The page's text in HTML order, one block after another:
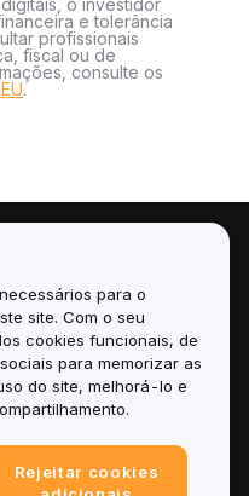
o investidor
e tolerância
profissionais
fiscal ou de
consulte os
.
para o
site. Com o seu
cookies funcionais, de
para memorizar as
do site, melhorá-lo e
Rejeitar cookies